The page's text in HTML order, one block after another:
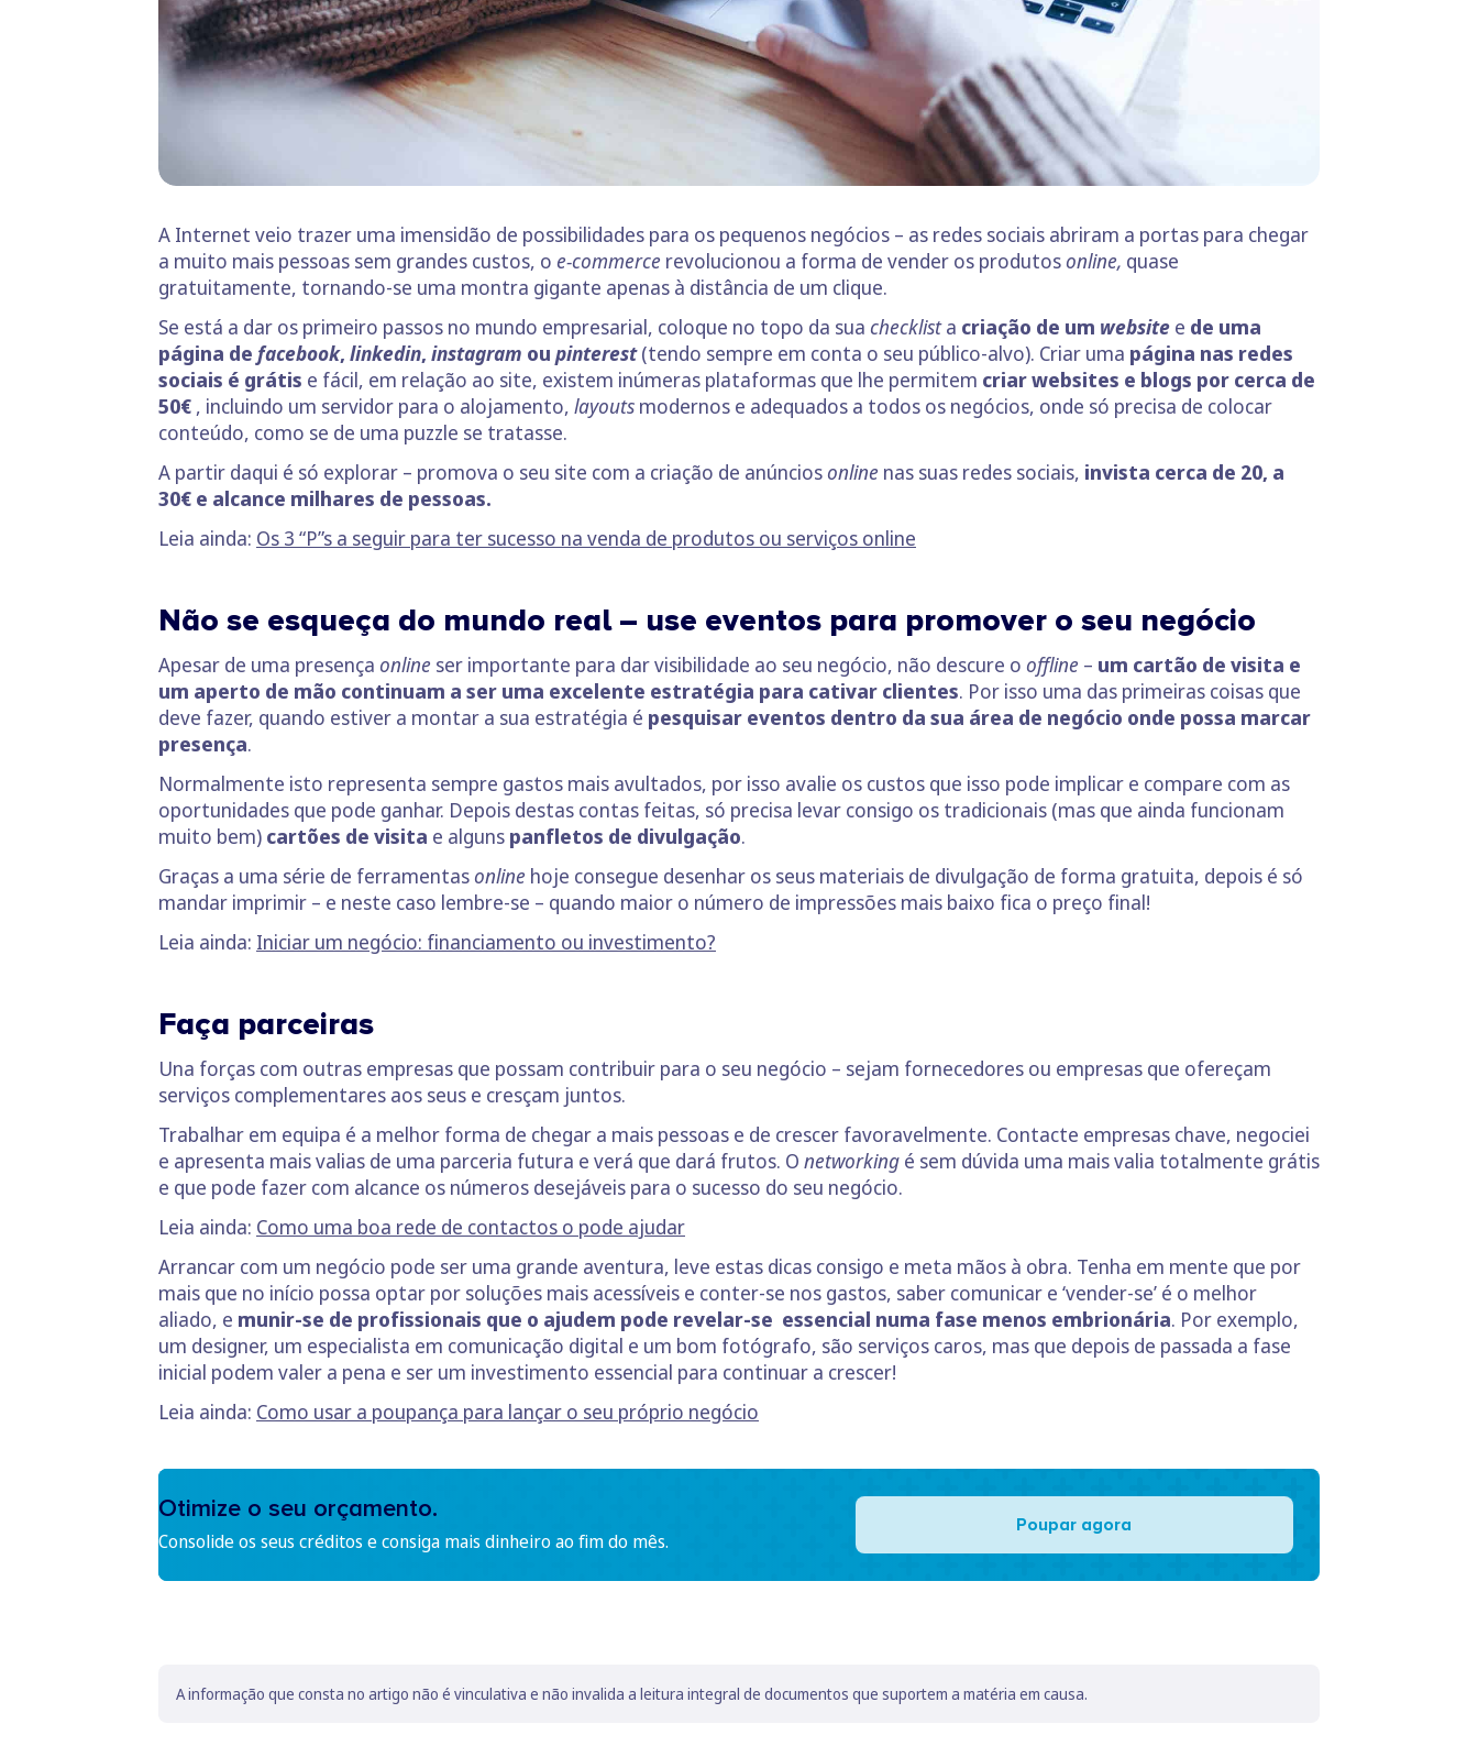
A Internet veio trazer uma imensidão de possibilidades para os pequenos negócios – as redes sociais abriram a portas para chegar
a muito mais pessoas sem grandes custos, o e-commerce revolucionou a forma de vender os produtos online, quase
gratuitamente, tornando-se uma montra gigante apenas à distância de um clique.
Se está a dar os primeiro passos no mundo empresarial, coloque no topo da sua checklista criação de um website e de uma
página de facebook, linkedin, instagram ou pinterest(tendo sempre em conta o seu público-alvo). Criar uma página nas redes
sociais é grátis e fácil, em relação ao site, existem inúmeras plataformas que lhe permitem criar websites e blogs por cerca de
50€ , incluindo um servidor para o alojamento, layouts modernos e adequados a todos os negócios, onde só precisa de colocar
conteúdo, como se de uma puzzle se tratasse.
A partir daqui é só explorar – promova o seu site com a criação de anúncios online nas suas redes sociais, invista cerca de 20, a
30€ e alcance milhares de pessoas.
Leia ainda: Os 3 “P”s a seguir para ter sucesso na venda de produtos ou serviços online
Não se esqueça do mundo real – use eventos para promover o seu negócio
Apesar de uma presença online ser importante para dar visibilidade ao seu negócio, não descure o offline – um cartão de visita e
um aperto de mão continuam a ser uma excelente estratégia para cativar clientes. Por isso uma das primeiras coisas que
deve fazer, quando estiver a montar a sua estratégia é pesquisar eventos dentro da sua área de negócio onde possa marcar
presença.
Normalmente isto representa sempre gastos mais avultados, por isso avalie os custos que isso pode implicar e compare com as
oportunidades que pode ganhar. Depois destas contas feitas, só precisa levar consigo os tradicionais (mas que ainda funcionam
muito bem) cartões de visita e alguns panfletos de divulgação.
Graças a uma série de ferramentas online hoje consegue desenhar os seus materiais de divulgação de forma gratuita, depois é só
mandar imprimir – e neste caso lembre-se – quando maior o número de impressões mais baixo fica o preço final!
Leia ainda: Iniciar um negócio: financiamento ou investimento?
Faça parceiras
Una forças com outras empresas que possam contribuir para o seu negócio – sejam fornecedores ou empresas que ofereçam
serviços complementares aos seus e cresçam juntos.
Trabalhar em equipa é a melhor forma de chegar a mais pessoas e de crescer favoravelmente. Contacte empresas chave, negociei
e apresenta mais valias de uma parceria futura e verá que dará frutos. O networking é sem dúvida uma mais valia totalmente grátis
e que pode fazer com alcance os números desejáveis para o sucesso do seu negócio.
Leia ainda: Como uma boa rede de contactos o pode ajudar
Arrancar com um negócio pode ser uma grande aventura, leve estas dicas consigo e meta mãos à obra. Tenha em mente que por
mais que no início possa optar por soluções mais acessíveis e conter-se nos gastos, saber comunicar e ‘vender-se’ é o melhor
aliado, e munir-se de profissionais que o ajudem pode revelar-se essencial numa fase menos embrionária. Por exemplo,
um designer, um especialista em comunicação digital e um bom fotógrafo, são serviços caros, mas que depois de passada a fase
inicial podem valer a pena e ser um investimento essencial para continuar a crescer!
Leia ainda: Como usar a poupança para lançar o seu próprio negócio
Otimize o seu orçamento.
Consolide os seus créditos e consiga mais dinheiro ao fim do mês.
Poupar agora
A informação que consta no artigo não é vinculativa e não invalida a leitura integral de documentos que suportem a matéria em causa.